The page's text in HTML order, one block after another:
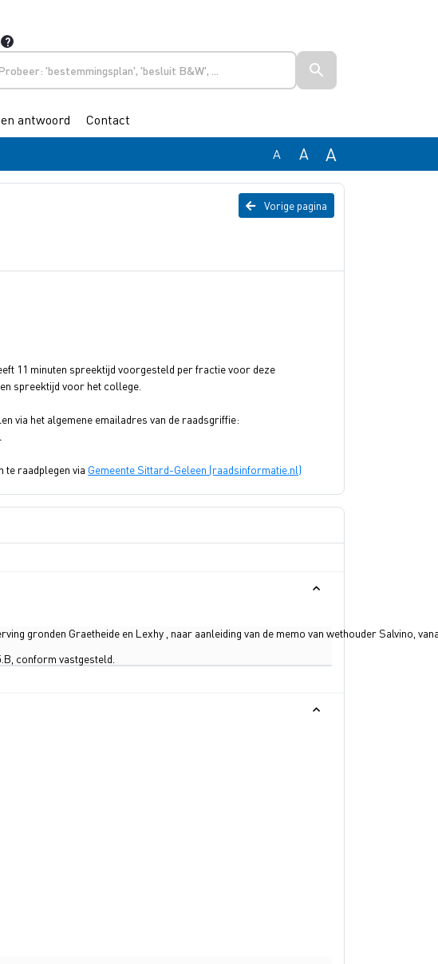
antwoord Contact
A A A
Vorige pagina
11 minuten spreektijd voorgesteld per fractie voor deze
spreektijd voor het college.
via het algemene emailadres van de raadsgriffie:
te raadplegen via Gemeente Sittard-Geleen (raadsinformatie.nl)
gronden Graetheide en Lexhy , naar aanleiding van de memo van wethouder
conform vastgesteld.